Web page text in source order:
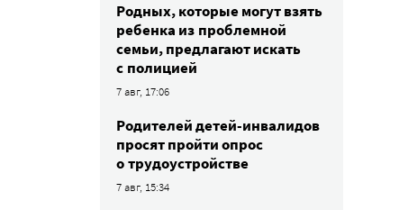
Родных, которые могут взять
ребенка из проблемной
семьи, предлагают искать
с полицией
7 авг, 17:06
Родителей детей-инвалидов
просят пройти опрос
о трудоустройстве
7 авг, 15:34